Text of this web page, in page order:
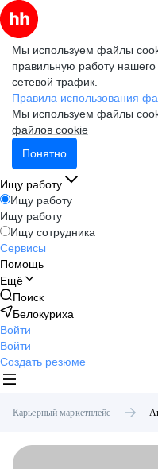
Мы используем файлы
правильную работу
сетевой трафик.
Правила использования
Мы используем файлы
файлов cookie
Понятно
Ищу работу
Ищу работу
Ищу работу
Ищу сотрудника
Сервисы
Помощь
Ещё
Поиск
Белокуриха
Войти
Войти
Создать резюме
Карьерный маркетплейс